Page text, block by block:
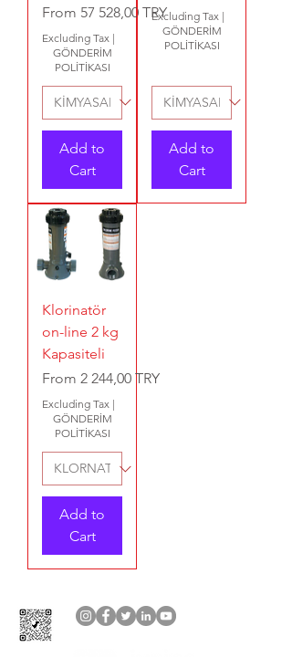
From 57 528,00 TRY
Sale Price
Excluding Tax |
GÖNDERİM
POLİTİKASI
Add to
Cart
Excluding Tax |
GÖNDERİM
POLİTİKASI
Add to
Cart
Klorinatör
on-line 2 kg
Kapasiteli
From 2 244,00 TRY
Sale Price
Excluding Tax |
GÖNDERİM
POLİTİKASI
Add to
Cart